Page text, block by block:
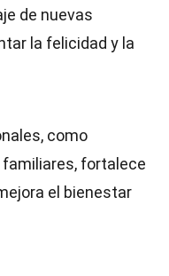
de nuevas
la felicidad y la
como
fortalece
el bienestar